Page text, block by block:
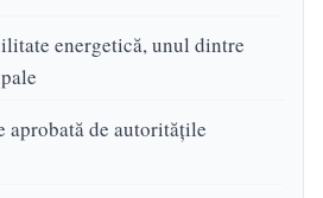
energetică, unul dintre
aprobată de autoritățile